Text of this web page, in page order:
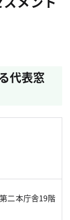
代表窓
二本庁舎19階